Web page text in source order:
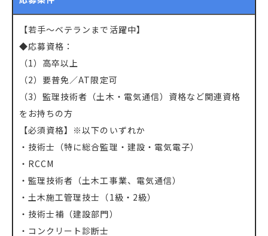
【若手～ベテランまで活躍中】
◆応募資格：
（1）高卒以上
（2）要普免／AT限定可
（3）監理技術者（土木・電気通信）資格など関連資格
をお持ちの方
【必須資格】※以下のいずれか
・技術士（特に総合監理・建設・電気電子）
・RCCM
・監理技術者（土木工事業、電気通信）
・土木施工管理技士（1級・2級）
・技術士補（建設部門）
・コンクリート診断士